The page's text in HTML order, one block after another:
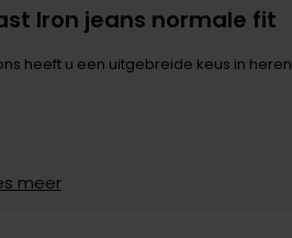
Iron jeans normale fit
heeft u een uitgebreide keus in heren
meer